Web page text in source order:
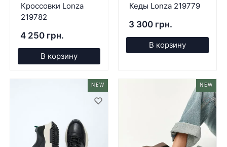
Кроссовки Lonza
219782
4 250 грн.
В корзину
Кеды Lonza 219779
3 300 грн.
В корзину
NEW NEW